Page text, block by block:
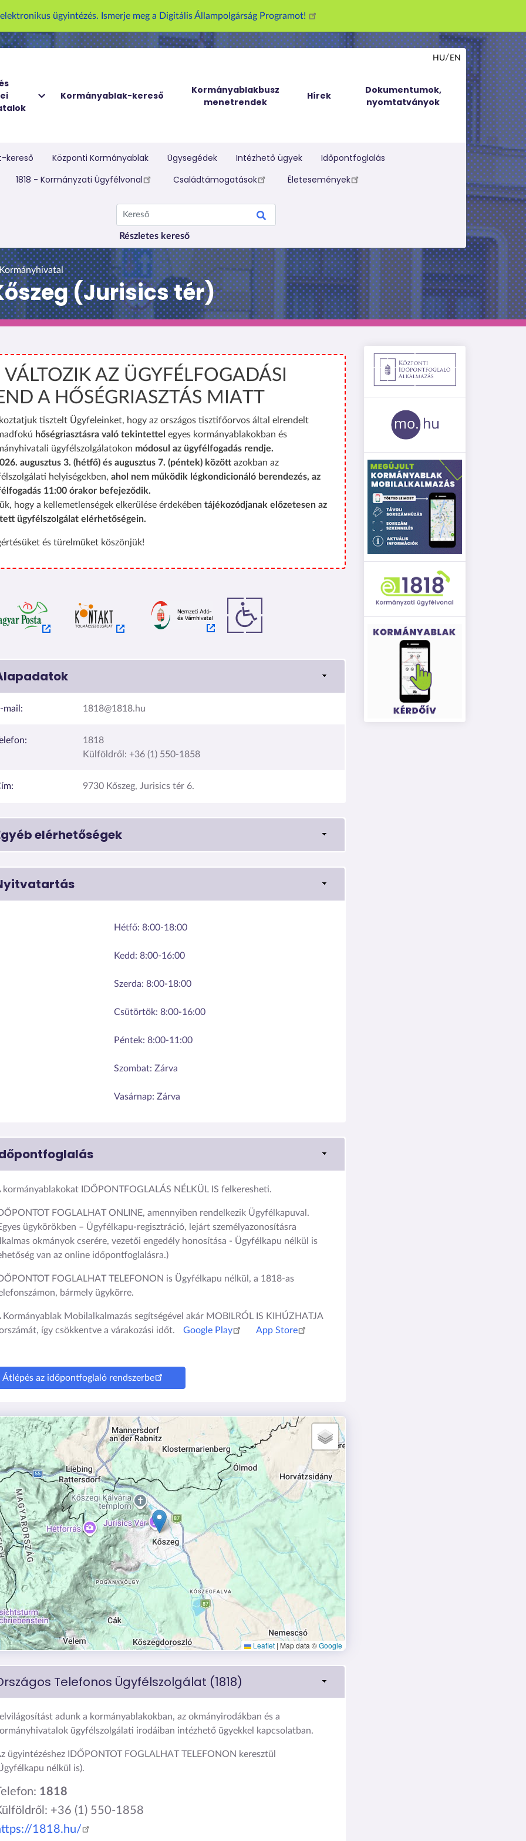
r
t
a
o
r
a
ügyintézés. Ismerje meg a Digitális Állampolgárság Programot!
Kormányablak-kereső
Kormányablakbusz
menetrendek
Hírek
Dokumentumok,
nyomtatványok
HU EN
menü
kereső Központi Kormányablak Ügysegédek Intézhető ügyek
Időpontfoglalás
1818 - Kormányzati Ügyfélvonal Családtámogatások Életesemények
Kereső
Részletes kereső
(Jurisics tér)
AZ ÜGYFÉLFOGADÁSI
A HŐSÉGRIASZTÁS MIATT
tisztelt Ügyfeleinket, hogy az országos tisztifőorvos által elrendelt
hőségriasztásra való tekintettel egyes kormányablakokban és
ügyfélszolgálatokon módosul az ügyfélfogadás rendje.
augusztus 3. (hétfő) és augusztus 7. (péntek) között azokban az
helyiségekben, ahol nem működik légkondicionáló berendezés, az
11:00 órakor befejeződik.
hogy a kellemetlenségek elkerülése érdekében tájékozódjanak előzetesen az
ügyfélszolgálat elérhetőségein.
és türelmüket köszönjük!
mail: 1818@1818.hu
1818
Külföldről: +36 (1) 550-1858
9730 Kőszeg, Jurisics tér 6.
elérhetőségek
Hétfő: 8:00-18:00
Kedd: 8:00-16:00
Szerda: 8:00-18:00
Csütörtök: 8:00-16:00
Péntek: 8:00-11:00
Szombat: Zárva
Vasárnap: Zárva
kormányablakokat IDŐPONTFOGLALÁS NÉLKÜL IS felkeresheti.
FOGLALHAT ONLINE, amennyiben rendelkezik Ügyfélkapuval.
ügykörökben – Ügyfélkapu-regisztráció, lejárt személyazonosításra
okmányok cserére, vezetői engedély honosítása - Ügyfélkapu nélkül is
van az online időpontfoglalásra.)
FOGLALHAT TELEFONON is Ügyfélkapu nélkül, a 1818-as
bármely ügykörre.
Kormányablak Mobilalkalmazás segítségével akár MOBILRÓL IS KIHÚZHATJA
így csökkentve a várakozási időt.
Google Play App Store
Átlépés az időpontfoglaló rendszerbe
Leaflet | Map data ©Google
Telefonos Ügyfélszolgálat (1818)
adunk a kormányablakokban, az okmányirodákban és a
ügyfélszolgálati irodáiban intézhető ügyekkel kapcsolatban.
ügyintézéshez IDŐPONTOT FOGLALHAT TELEFONON keresztül
nélkül is).
1818
+36 (1) 550-1858
1818.hu/